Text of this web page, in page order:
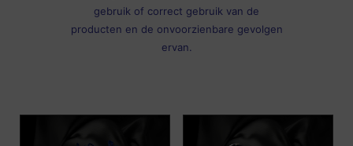
gebruik of correct gebruik van de
producten en de onvoorzienbare gevolgen
ervan.